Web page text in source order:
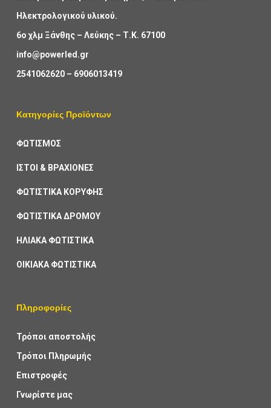
Ηλεκτρολογικού υλικού.
6ο χλμ Ξάνθης – Λεύκης – Τ.Κ. 67100
info@powerled.gr
2541062620– 6906013419
Κατηγορίες Προϊόντων
ΦΩΤΙΣΜΟΣ
ΙΣΤΟΙ & ΒΡΑΧΙΟΝΕΣ
ΦΩΤΙΣΤΙΚΑ ΚΟΡΥΦΗΣ
ΦΩΤΙΣΤΙΚΑ ΔΡΟΜΟΥ
ΗΛΙΑΚΑ ΦΩΤΙΣΤΙΚΑ
ΟΙΚΙΑΚΑ ΦΩΤΙΣΤΙΚΑ
Πληροφορίες
Τρόποι αποστολής
Τρόποι Πληρωμής
Επιστροφές
Γνωρίστε μας